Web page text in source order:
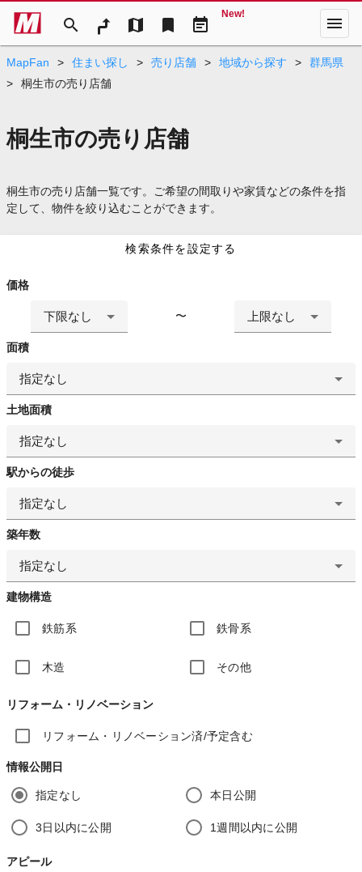
search map bookmark event_note
New! menu
MapFan > 住まい探し > 売り店舗 > 地域から探す >
群馬県
>
桐生市の売り店舗
桐生市の売り店舗
桐生市の売り店舗一覧です。ご希望の間取りや家賃などの条件を指
定して、物件を絞り込むことができます。
検索条件を設定する
価格
下限なし 〜 上限なし
面積
指定なし
土地面積
指定なし
駅からの徒歩
指定なし
築年数
指定なし
建物構造
鉄筋系 鉄骨系
木造 その他
リフォーム・リノベーション
リフォーム・リノベーション済/予定含む
情報公開日
指定なし 本日公開
3日以内に公開 1週間以内に公開
アピール